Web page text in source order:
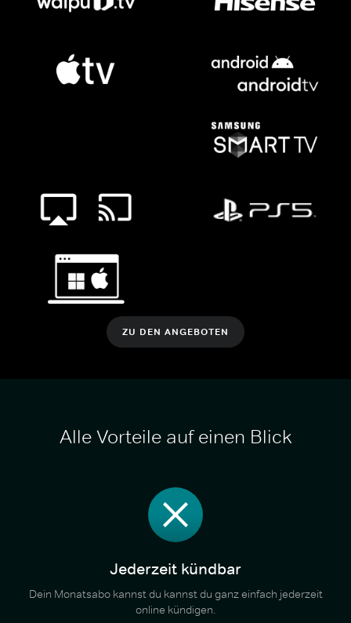
ZU DEN ANGEBOTEN
Alle Vorteile auf einen Blick
Jederzeit kündbar
Dein Monatsabo kannst du kannst du ganz einfach jederzeit
online kündigen.